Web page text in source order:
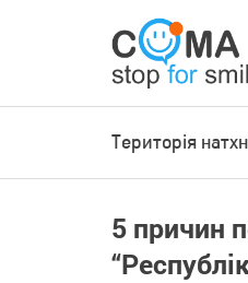
Територія
5 причин